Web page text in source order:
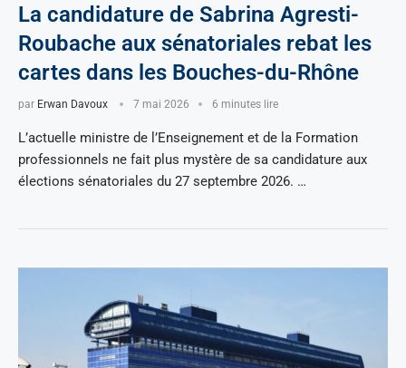
La candidature de Sabrina Agresti-
Roubache aux sénatoriales rebat les
cartes dans les Bouches-du-Rhône
par Erwan Davoux 7 mai 2026 6 minutes lire
L’actuelle ministre de l’Enseignement et de la Formation
professionnels ne fait plus mystère de sa candidature aux
élections sénatoriales du 27 septembre 2026. …